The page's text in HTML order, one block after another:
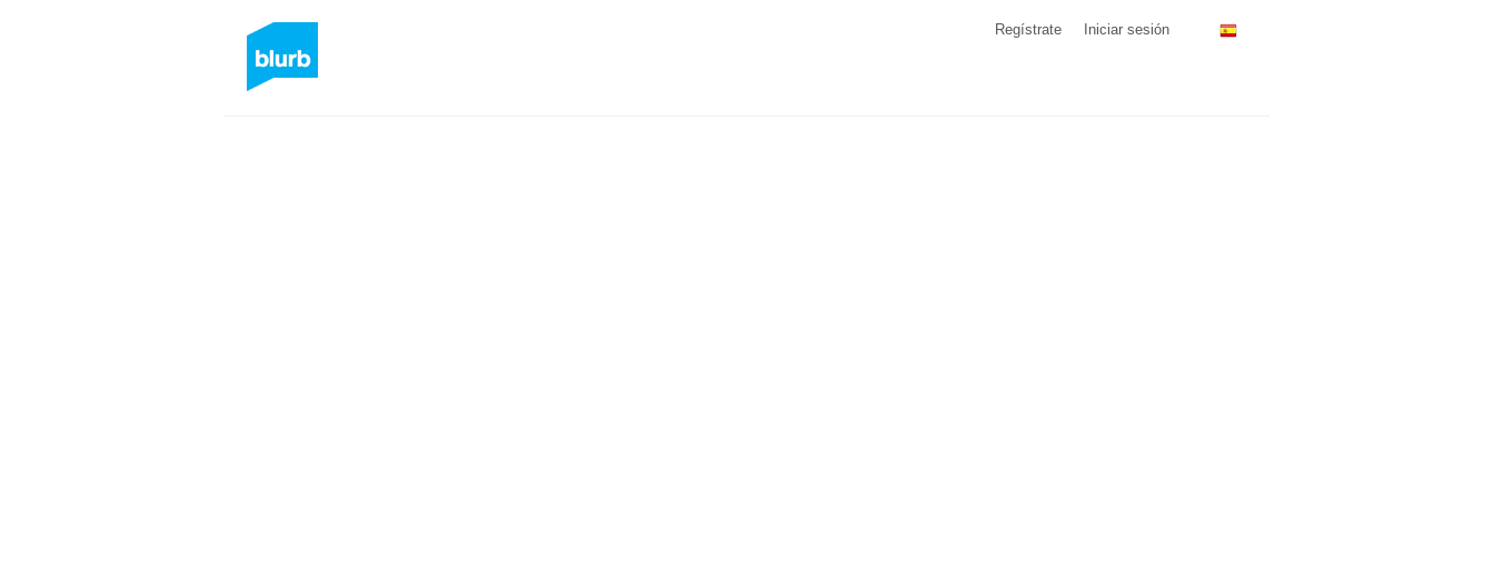
Regístrate Iniciar sesión